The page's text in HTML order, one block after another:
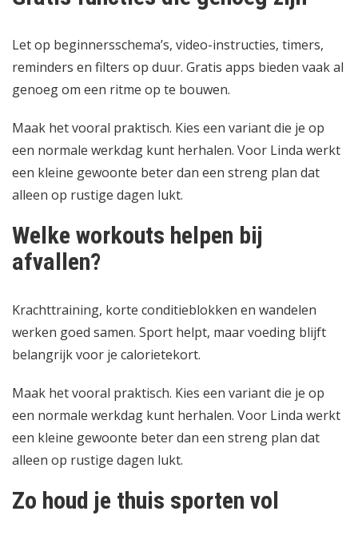
Let op beginnersschema’s, video-instructies, timers,
reminders en filters op duur. Gratis apps bieden vaak al
genoeg om een ritme op te bouwen.
Maak het vooral praktisch. Kies een variant die je op
een normale werkdag kunt herhalen. Voor Linda werkt
een kleine gewoonte beter dan een streng plan dat
alleen op rustige dagen lukt.
Welke workouts helpen bij
afvallen?
Krachttraining, korte conditieblokken en wandelen
werken goed samen. Sport helpt, maar voeding blijft
belangrijk voor je calorietekort.
Maak het vooral praktisch. Kies een variant die je op
een normale werkdag kunt herhalen. Voor Linda werkt
een kleine gewoonte beter dan een streng plan dat
alleen op rustige dagen lukt.
Zo houd je thuis sporten vol